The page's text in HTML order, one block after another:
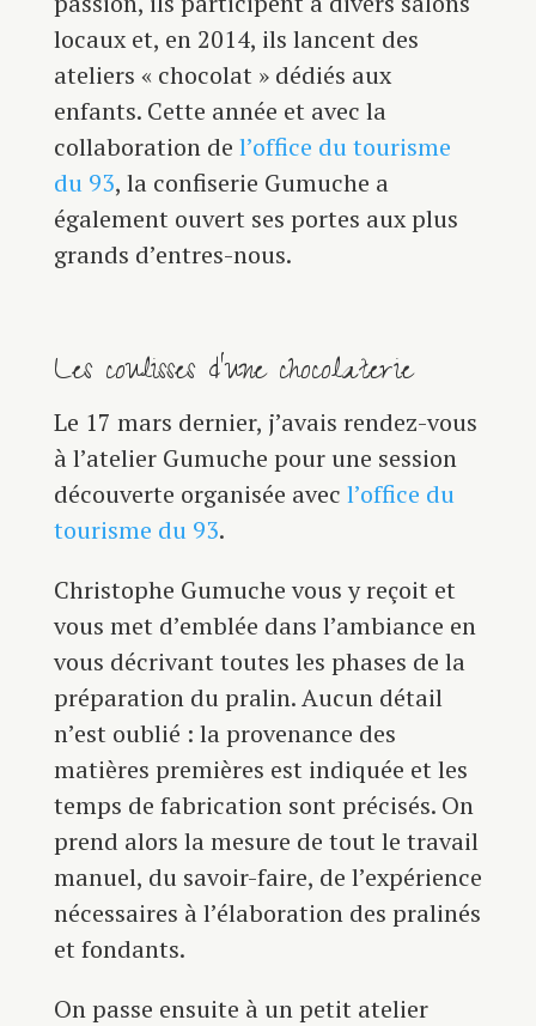
locaux et, en 2014, ils lancent des
ateliers « chocolat » dédiés aux
enfants. Cette année et avec la
collaboration de l’office du tourisme
du 93, la confiserie Gumuche a
également ouvert ses portes aux plus
grands d’entres-nous.
Les coulisses d’une chocolaterie
Le 17 mars dernier, j’avais rendez-vous
à l’atelier Gumuche pour une session
découverte organisée avec l’office du
tourisme du 93.
Christophe Gumuche vous y reçoit et
vous met d’emblée dans l’ambiance en
vous décrivant toutes les phases de la
préparation du pralin. Aucun détail
n’est oublié : la provenance des
matières premières est indiquée et les
temps de fabrication sont précisés. On
prend alors la mesure de tout le travail
manuel, du savoir-faire, de l’expérience
nécessaires à l’élaboration des pralinés
et fondants.
On passe ensuite à un petit atelier